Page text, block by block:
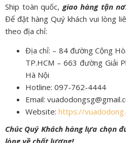
Ship toàn quốc, giao hàng tận
Để đặt hàng Quý khách vui lòng
theo địa chỉ:
Địa chỉ: – 84 đường Cộng
TP.HCM – 663 đường Giải
Hà Nội
Hotline: 097-762-4444
Email:
Website: https://
Chúc Quý Khách hàng lựa chọn